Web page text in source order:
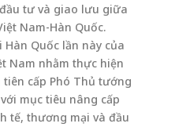
tư và giao lưu giữa
Nam-Hàn Quốc.
Hàn Quốc lần này của
Nam nhằm thực hiện
cấp Phó Thủ tướng
mục tiêu nâng cấp
tế, thương mại và đầu